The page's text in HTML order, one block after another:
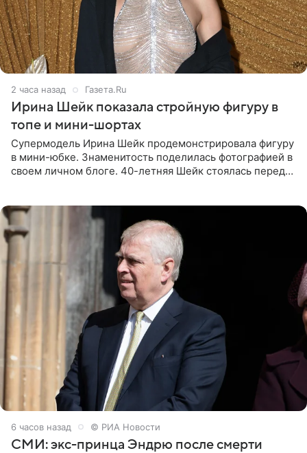
2 часа назад Газета.Ru
Ирина Шейк показала стройную фигуру в
топе и мини-шортах
Супермодель Ирина Шейк продемонстрировала фигуру
в мини-юбке. Знаменитость поделилась фотографией в
своем личном блоге. 40-летняя Шейк стоялась перед
6 часов назад © РИА Новости
СМИ: экс-принца Эндрю после смерти